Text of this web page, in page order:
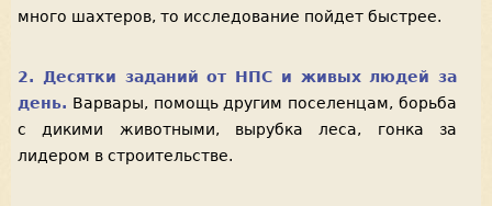
много шахтеров, то исследование пойдет быстрее.
2. Десятки заданий от НПС и живых людей за
день. Варвары, помощь другим поселенцам, борьба
с дикими животными, вырубка леса, гонка за
лидером в строительстве.